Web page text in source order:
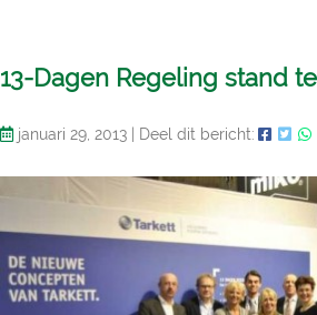
13-Dagen Regeling stand
januari 29, 2013 Deel dit bericht: